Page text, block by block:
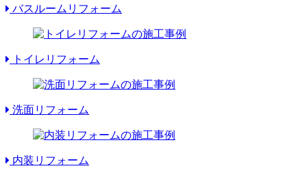
バスルームリフォーム
トイレリフォーム
洗面リフォーム
内装リフォーム